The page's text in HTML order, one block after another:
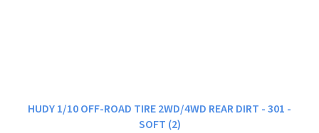
HUDY 1/10 OFF-ROAD TIRE 2WD/4WD REAR DIRT - 301 -
SOFT (2)